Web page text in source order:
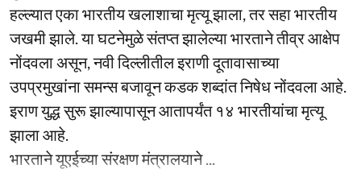
हल्ल्यात एका भारतीय खलाशाचा मृत्यू झाला, तर सहा भारतीय
जखमी झाले. या घटनेमुळे संतप्त झालेल्या भारताने तीव्र आक्षेप
नोंदवला असून, नवी दिल्लीतील इराणी दूतावासाच्या
उपप्रमुखांना समन्स बजावून कडक शब्दांत निषेध नोंदवला आहे.
इराण युद्ध सुरू झाल्यापासून आतापर्यंत १४ भारतीयांचा मृत्यू
झाला आहे.
भारताने यूएईच्या संरक्षण मंत्रालयाने ...